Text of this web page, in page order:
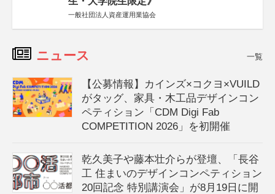
一般社団法人資産運用業協会
ニュース 一覧
【公募情報】カインズ×コクヨ×VUILD
がタッグ、家具・木工品デザインコン
ペティション「CDM Digi Fab
COMPETITION 2026」を初開催
乾久美子や藤本壮介らが登壇、「長谷
工 住まいのデザインコンペティション
20回記念 特別講演会」が8月19日に開